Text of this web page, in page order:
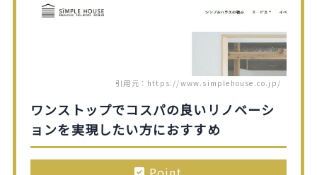
引用元：https://www.simplehouse.co.jp/
ワンストップでコスパの良いリノベーシ
ョンを実現したい方におすすめ